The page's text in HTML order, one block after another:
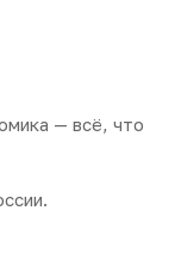
— всё, что